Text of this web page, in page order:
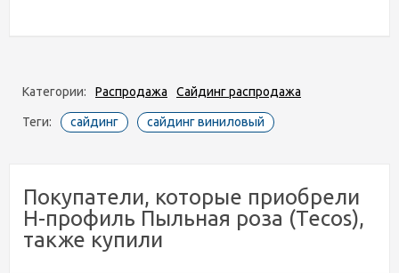
Категории: Распродажа Сайдинг распродажа
Теги: сайдинг сайдинг виниловый
Покупатели, которые приобрели
Н-профиль Пыльная роза (Tecos),
также купили